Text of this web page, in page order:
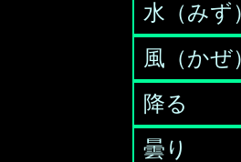
水（みず
風（かぜ
降る
曇り